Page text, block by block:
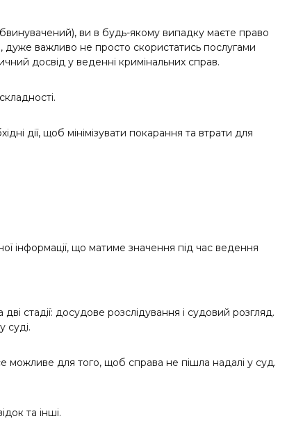
ви в будь-якому випадку маєте право
важливо не просто скористатись послугами
досвід у веденні кримінальних справ.
дії, щоб мінімізувати покарання та втрати для
інформації, що матиме значення під час ведення
стадії: досудове розслідування і судовий розгляд.
суді.
можливе для того, щоб справа не пішла надалі у суд.
та інші.